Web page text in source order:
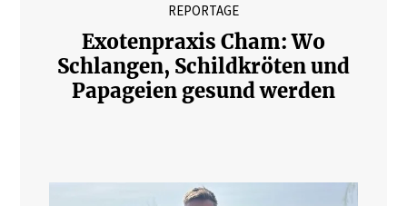
REPORTAGE
Exotenpraxis Cham: Wo
Schlangen, Schildkröten und
Papageien gesund werden